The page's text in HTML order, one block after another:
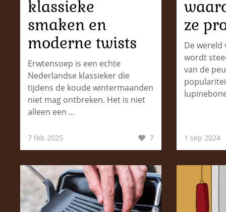
klassieke
smaken en
moderne twists
Erwtensoep is een echte
Nederlandse klassieker die
tijdens de koude wintermaanden
niet mag ontbreken. Het is niet
alleen een …
7 feb 2025 7
ze
De wereld
wordt
van de
1 sep 2024